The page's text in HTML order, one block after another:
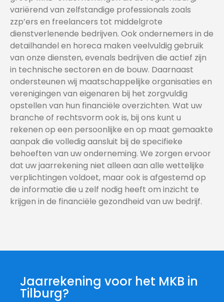
variërend van zelfstandige professionals zoals
zzp’ers en freelancers tot middelgrote
dienstverlenende bedrijven. Ook ondernemers in de
detailhandel en horeca maken veelvuldig gebruik
van onze diensten, evenals bedrijven die actief zijn
in technische sectoren en de bouw. Daarnaast
ondersteunen wij maatschappelijke organisaties en
verenigingen van eigenaren bij het zorgvuldig
opstellen van hun financiële overzichten. Wat uw
branche of rechtsvorm ook is, bij ons kunt u
rekenen op een persoonlijke en op maat gemaakte
aanpak die volledig aansluit bij de specifieke
behoeften van uw onderneming. We zorgen ervoor
dat uw jaarrekening niet alleen aan alle wettelijke
verplichtingen voldoet, maar ook is afgestemd op
de informatie die u zelf nodig heeft om inzicht te
krijgen in de financiële gezondheid van uw bedrijf.
Jaarrekening voor het MKB in
Tilburg?